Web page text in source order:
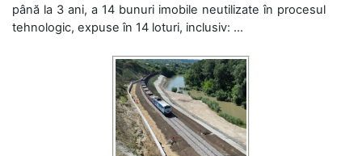
până la 3 ani, a 14 bunuri imobile neutilizate în procesul
tehnologic, expuse în 14 loturi, inclusiv: ...